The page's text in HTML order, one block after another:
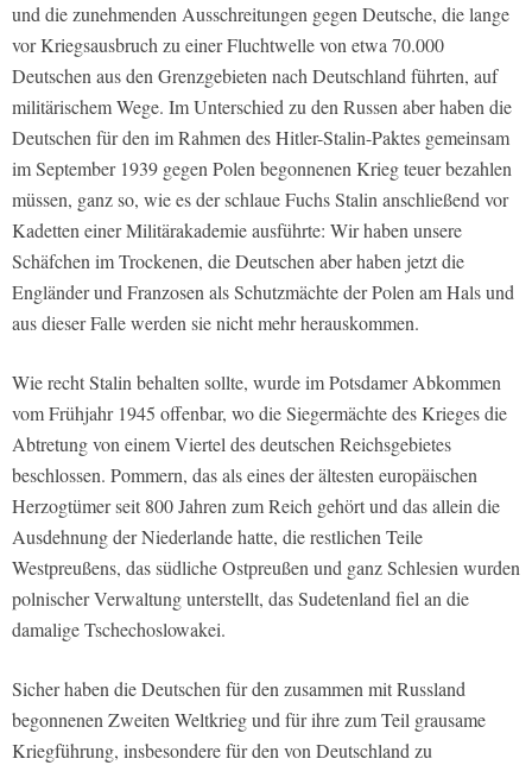
und die zunehmenden Ausschreitungen gegen Deutsche, die lange
vor Kriegsausbruch zu einer Fluchtwelle von etwa 70.000
Deutschen aus den Grenzgebieten nach Deutschland führten, auf
militärischem Wege. Im Unterschied zu den Russen aber haben die
Deutschen für den im Rahmen des Hitler-Stalin-Paktes gemeinsam
im September 1939 gegen Polen begonnenen Krieg teuer bezahlen
müssen, ganz so, wie es der schlaue Fuchs Stalin anschließend vor
Kadetten einer Militärakademie ausführte: Wir haben unsere
Schäfchen im Trockenen, die Deutschen aber haben jetzt die
Engländer und Franzosen als Schutzmächte der Polen am Hals und
aus dieser Falle werden sie nicht mehr herauskommen.
Wie recht Stalin behalten sollte, wurde im Potsdamer Abkommen
vom Frühjahr 1945 offenbar, wo die Siegermächte des Krieges die
Abtretung von einem Viertel des deutschen Reichsgebietes
beschlossen. Pommern, das als eines der ältesten europäischen
Herzogtümer seit 800 Jahren zum Reich gehört und das allein die
Ausdehnung der Niederlande hatte, die restlichen Teile
Westpreußens, das südliche Ostpreußen und ganz Schlesien wurden
polnischer Verwaltung unterstellt, das Sudetenland fiel an die
damalige Tschechoslowakei.
Sicher haben die Deutschen für den zusammen mit Russland
begonnenen Zweiten Weltkrieg und für ihre zum Teil grausame
Kriegführung, insbesondere für den von Deutschland zu